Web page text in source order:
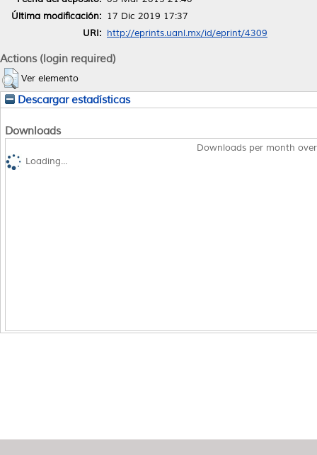
Última modificación: 17 Dic 2019 17:37
URI: http://eprints.uanl.mx/id/eprint/4309
Actions (login required)
Ver elemento
Descargar estadísticas
Downloads
Downloads per month
Loading...